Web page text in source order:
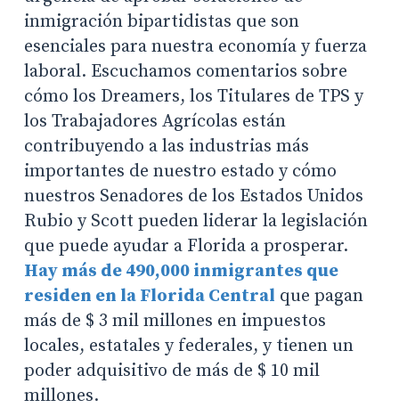
inmigración bipartidistas que son
esenciales para nuestra economía y fuerza
laboral. Escuchamos comentarios sobre
cómo los Dreamers, los Titulares de TPS y
los Trabajadores Agrícolas están
contribuyendo a las industrias más
importantes de nuestro estado y cómo
nuestros Senadores de los Estados Unidos
Rubio y Scott pueden liderar la legislación
que puede ayudar a Florida a prosperar.
Hay más de 490,000 inmigrantes que
residen en la Florida Central que pagan
más de $ 3 mil millones en impuestos
locales, estatales y federales, y tienen un
poder adquisitivo de más de $ 10 mil
millones.